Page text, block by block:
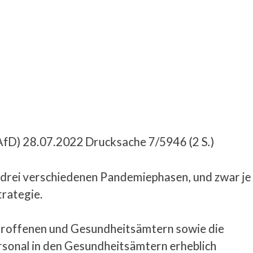
28.07.2022 Drucksache 7/5946 (2 S.)
verschiedenen Pandemiephasen, und zwar je
und Gesundheitsämtern sowie die
in den Gesundheitsämtern erheblich